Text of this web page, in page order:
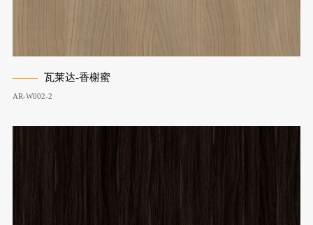
瓦莱达-香榭蜜
AR-W002-2